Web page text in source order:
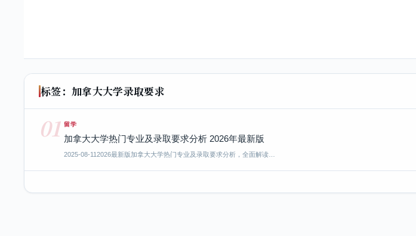
标签：加拿大大学录取要求
01 留学
加拿大大学热门专业及录取要求分析 2026年最新版
2025-08-112026最新版加拿大大学热门专业及录取要求分析，全面解读…